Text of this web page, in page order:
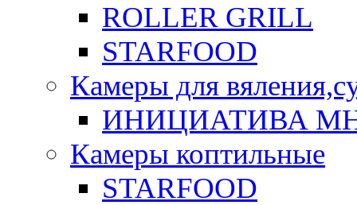
ROLLER GRILL
STARFOOD
Камеры для
ИНИЦИАТИВА
Камеры коптильные
STARFOOD